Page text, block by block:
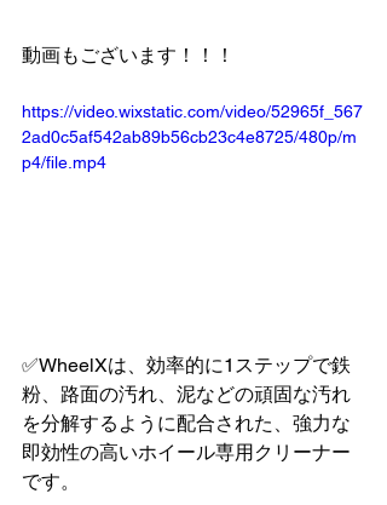
動画もございます！！！
https://video.wixstatic.com/video/52965f_567
2ad0c5af542ab89b56cb23c4e8725/480p/m
p4/file.mp4
✅WheelXは、効率的に1ステップで鉄
粉、路面の汚れ、泥などの頑固な汚れ
を分解するように配合された、強力な
即効性の高いホイール専用クリーナー
です。